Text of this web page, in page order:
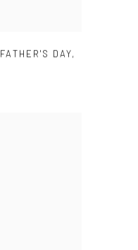
FATHER'S DAY,